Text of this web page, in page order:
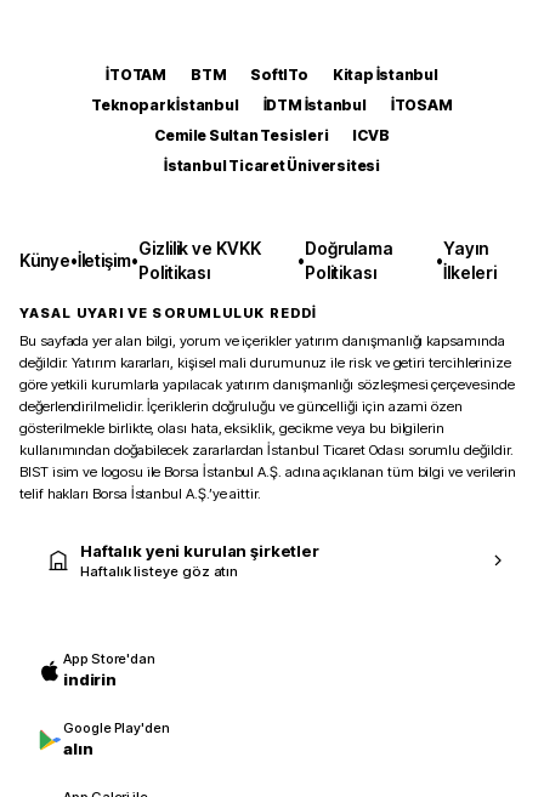
İTOTAM BTM SoftITo
Kitap İstanbul
Teknopark İstanbul
İDTM İstanbul
İTOSAM
Cemile Sultan Tesisleri
ICVB
İstanbul Ticaret Üniversitesi
Künye•İletişim•
Gizlilik ve KVKK
Politikası
•
Doğrulama
Politikası
•
Yayın
İlkeleri
YASAL UYARI VE SORUMLULUK REDDİ
Bu sayfada yer alan bilgi, yorum ve içerikler yatırım danışmanlığı kapsamında
değildir. Yatırım kararları, kişisel mali durumunuz ile risk ve getiri tercihlerinize
göre yetkili kurumlarla yapılacak yatırım danışmanlığı sözleşmesi çerçevesinde
değerlendirilmelidir. İçeriklerin doğruluğu ve güncelliği için azami özen
gösterilmekle birlikte, olası hata, eksiklik, gecikme veya bu bilgilerin
kullanımından doğabilecek zararlardan İstanbul Ticaret Odası sorumlu değildir.
BIST isim ve logosu ile Borsa İstanbul A.Ş. adına açıklanan tüm bilgi ve verilerin
telif hakları Borsa İstanbul A.Ş.’ye aittir.
Haftalık yeni kurulan şirketler
Haftalık listeye göz atın
App Store'dan
indirin
Google Play'den
alın